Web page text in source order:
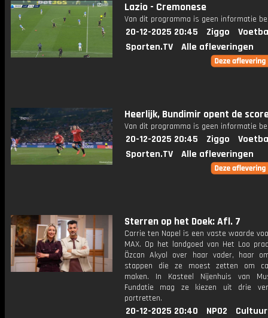
Lazio - Cremonese
Van dit programma is geen informatie
20-12-2025 20:45 Ziggo
Sporten.TV
Alle afleveringen
Heerlijk, Bundimir opent de
Van dit programma is geen informatie
20-12-2025 20:45 Ziggo
Sporten.TV
Alle afleveringen
Sterren op het Doek: Afl. 7
Carrie ten Napel is een vaste waarde
MAX. Op het landgoed van Het Loo
Özcan Akyol over haar vader, haar
stappen die ze moest zetten om
maken. In Kasteel Nijenhuis van
Fundatie mag ze kiezen uit drie
portretten.
20-12-2025 20:40 NPO2